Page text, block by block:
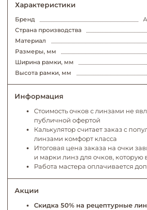
Характеристики
Бренд
Страна производства
Материал
Размеры, мм
Ширина рамки, мм
Высота рамки, мм
Информация
Стоимость очков с линзами не
публичной офертой
Калькулятор считает заказ с
линзами комфорт класса
Итоговая цена заказа на очки
и марки линз для очков, которую
Работа мастера оплачивается
Акции
Скидка 50% на рецептурные